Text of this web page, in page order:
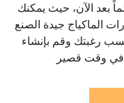
بعد الآن، حيث يمكنك
الماكياج جيدة الصنع
رغبتك وقم بإنشاء